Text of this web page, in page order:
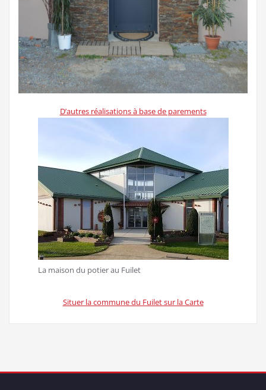
D’autres réalisations à base de parements
La maison du potier au Fuilet
Situer la commune du Fuilet sur la Carte